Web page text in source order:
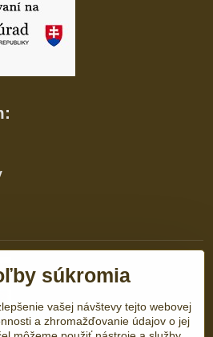
súkromia
vašej návštevy tejto webovej
a zhromažďovanie údajov o jej